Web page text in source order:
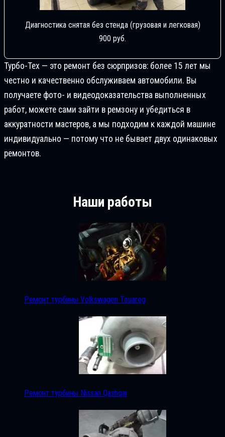
Диагностика снятая без стенда (грузовая и легковая)
900 руб.
Турбо-Тех — это ремонт без сюрпризов: более 15 лет мы
честно и качественно обслуживаем автомобили. Вы
получаете фото- и видеодоказательства выполненных
работ, можете сами зайти в ремзону и убедиться в
аккуратности мастеров, а мы подходим к каждой машине
индивидуально — потому что не бывает двух одинаковых
ремонтов.
Наши работы
Ремонт турбины Volkswagen Touareg
Ремонт турбины Nissan Qashqai